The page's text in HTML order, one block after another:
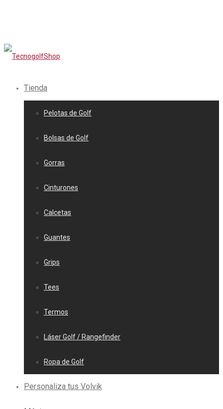
Tienda
Pelotas de Golf
Bolsas de Golf
Gorras
Cinturones
Calcetas
Guantes
Grips
Tees
Termos
Láser Golf / Rangefinder
Ropa de Golf
Personaliza tus Volvik